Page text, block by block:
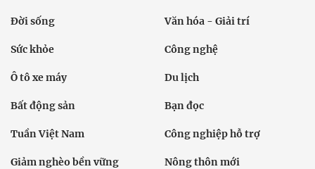
Đời sống Văn hóa - Giải trí
Sức khỏe Công nghệ
Ô tô xe máy Du lịch
Bất động sản Bạn đọc
Tuần Việt Nam Công nghiệp hỗ trợ
Giảm nghèo bền vững Nông thôn mới